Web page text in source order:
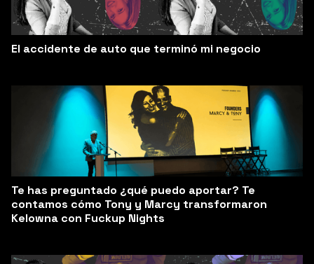
El accidente de auto que terminó mi negocio
Te has preguntado ¿qué puedo aportar? Te
contamos cómo Tony y Marcy transformaron
Kelowna con Fuckup Nights